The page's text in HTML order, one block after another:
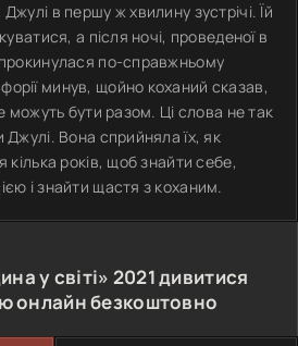
в першу ж хвилину зустрічі. Їй
а після ночі, проведеної в
по-справжньому
минув, щойно коханий сказав,
можуть бути разом. Ці слова не так
Вона сприйняла їх, як
кілька років, щоб знайти себе,
і знайти щастя з коханим.
у світі» 2021дивитися
онлайн безкоштовно